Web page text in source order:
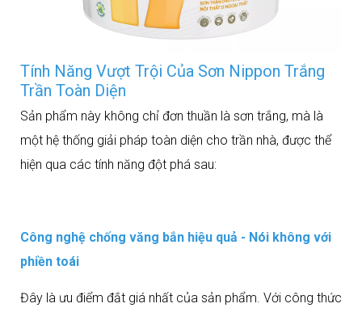
Tính Năng Vượt Trội Của Sơn Nippon Trắng
Trần Toàn Diện
Sản phẩm này không chỉ đơn thuần là sơn trắng, mà là
một hệ thống giải pháp toàn diện cho trần nhà, được thể
hiện qua các tính năng đột phá sau:
Công nghệ chống văng bắn hiệu quả - Nói không với
phiền toái
Đây là ưu điểm đắt giá nhất của sản phẩm. Với công thức